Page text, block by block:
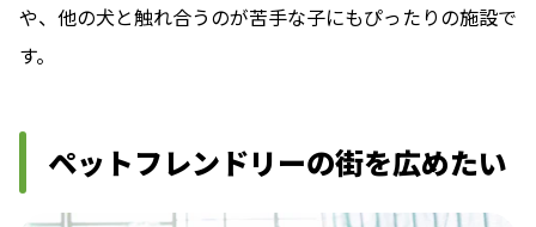
や、他の犬と触れ合うのが苦手な子にもぴったりの施設で
す。
ペットフレンドリーの街を広めたい